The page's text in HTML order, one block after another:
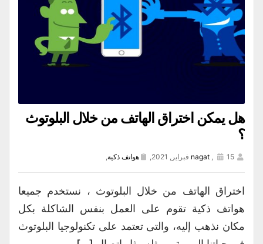
هل يمكن اختراق الهاتف من خلال البلوتوث
؟
nagat , 15 فبراير, 2021, هواتف ذكية,
اختراق الهاتف من خلال البلوتوث ، نستخدم جميعا
هواتف ذكية تقوم على العمل بنفس الشاكلة بكل
مكان نذهب إليه، والتى تعتمد على تكنولوجيا البلوتوث